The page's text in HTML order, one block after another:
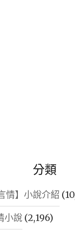
分類
情】小說介紹
小說 (2,196)